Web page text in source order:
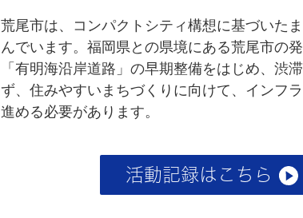
荒尾市は、コンパクトシティ構想に基づいた
んでいます。福岡県との県境にある荒尾市の発
「有明海沿岸道路」の早期整備をはじめ、渋
ず、住みやすいまちづくりに向けて、インフ
進める必要があります。
活動記録はこちら